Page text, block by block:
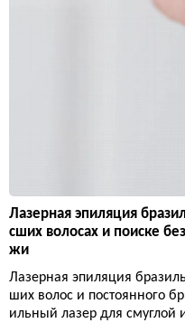
Лазерная эпиляция
сших волосах и поиске
жи
Лазерная эпиляция
ших волос и постоянного
ильный лазер для смуглой